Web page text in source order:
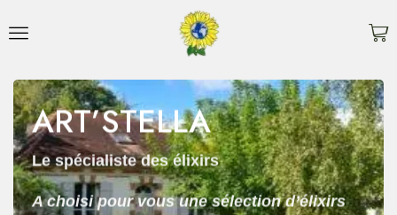
ART’STELLA
Le spécialiste des élixirs
A choisi pour vous une sélection d’élixirs